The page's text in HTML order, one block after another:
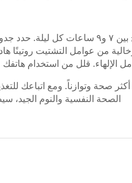
يساهم النوم الجيد في توفير حياة أكثر توازناً
من عوامل التشتيت روتينًا
الإلهاء. قلل من استخدام
وتوازناً. ومع اتباعك
الصحة النفسية والنوم